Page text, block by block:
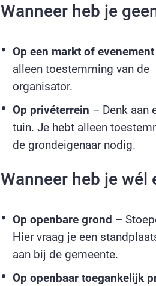
Wanneer heb je
Op een markt of evenement
alleen toestemming van de
organisator.
Op privéterrein – Denk aan
tuin. Je hebt alleen
de grondeigenaar nodig.
Wanneer heb je wél
Op openbare grond –
Hier vraag je een
aan bij de gemeente.
Op openbaar toegankelijk